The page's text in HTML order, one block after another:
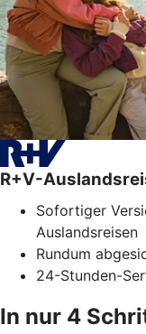
R+V-
Sofortiger
Auslandsreisen
Rundum
24-Stunden-
In nur 4